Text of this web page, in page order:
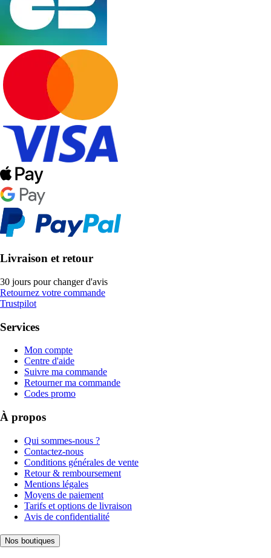
Livraison et retour
30 jours pour changer d'avis
Retournez votre commande
Trustpilot
Services
Mon compte
Centre d'aide
Suivre ma commande
Retourner ma commande
Codes promo
À propos
Qui sommes-nous ?
Contactez-nous
Conditions générales de vente
Retour & remboursement
Mentions légales
Moyens de paiement
Tarifs et options de livraison
Avis de confidentialité
Nos boutiques